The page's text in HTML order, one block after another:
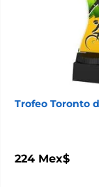
Trofeo Toronto
224 Mex$